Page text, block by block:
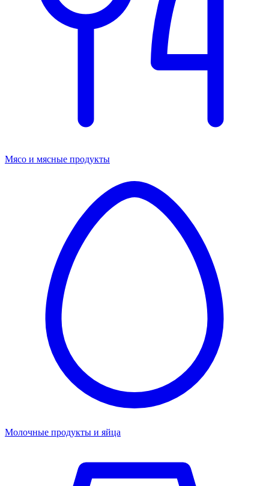
Мясо и мясные продукты
Молочные продукты и яйца